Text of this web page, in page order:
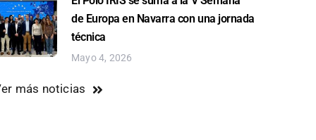
de Europa en Navarra con una jornada
técnica
Mayo 4, 2026
más noticias